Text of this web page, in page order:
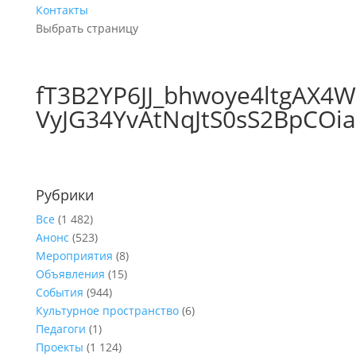
Контакты
Выбрать страницу
Рубрики
Все (1 482)
Анонс (523)
Мероприятия (8)
Объявления (15)
События (944)
Культурное пространство(6)
Педагоги (1)
Проекты (1 124)